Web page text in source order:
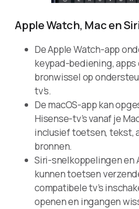
Apple Watch, Mac en
De Apple Watch-app
keypad-bediening, apps
bronwissel op
tv’s.
De macOS-app kan
Hisense-tv’s vanaf je
inclusief toetsen, tekst,
bronnen.
Siri-snelkoppelingen en
kunnen toetsen
compatibele tv’s
openen en ingangen